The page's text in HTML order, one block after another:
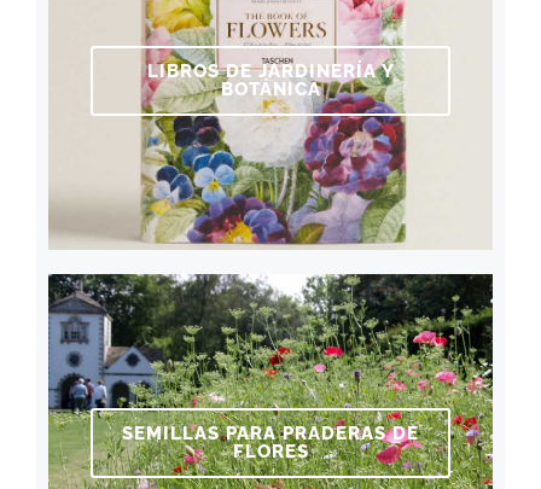
LIBROS DE JARDINERÍA Y
BOTÁNICA
SEMILLAS PARA PRADERAS DE
FLORES